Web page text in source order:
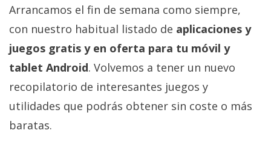
Arrancamos el fin de semana como siempre,
con nuestro habitual listado de aplicaciones y
juegos gratis y en oferta para tu móvil y
tablet Android. Volvemos a tener un nuevo
recopilatorio de interesantes juegos y
utilidades que podrás obtener sin coste o más
baratas.